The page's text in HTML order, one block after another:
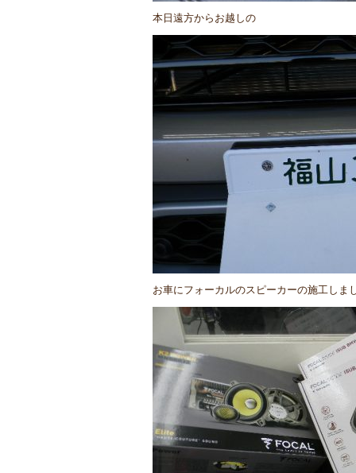
本日遠方からお越しの
お車にフォーカルのスピーカーの施工しま